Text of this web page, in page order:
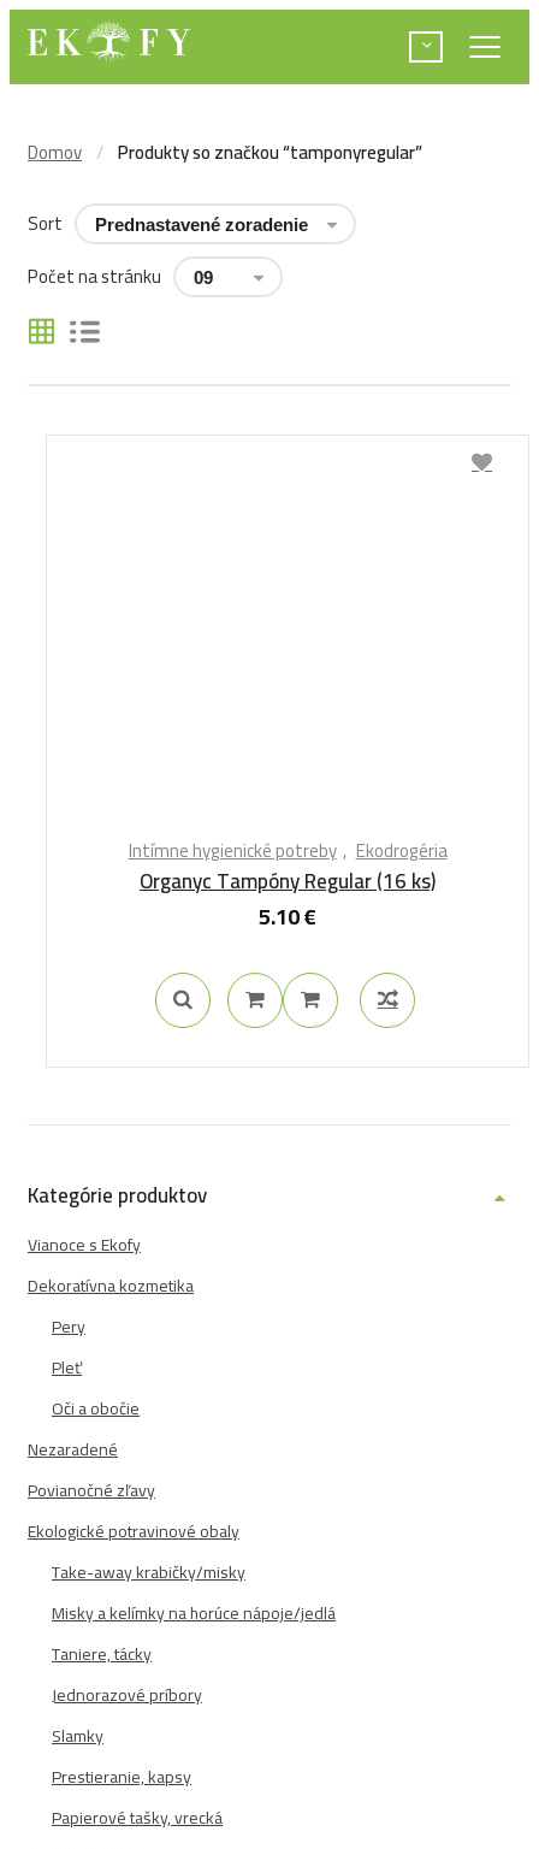
Domov Produkty so značkou “tamponyregular”
Sort
Počet na stránku
Intímne hygienické potreby Ekodrogéria
Organyc Tampóny Regular (16 ks)
5.10€
Kategórie produktov
Vianoce s Ekofy
Dekoratívna kozmetika
Pery
Pleť
Oči a obočie
Nezaradené
Povianočné zľavy
Ekologické potravinové obaly
Take-away krabičky/misky
Misky a kelímky na horúce nápoje/jedlá
Taniere, tácky
Jednorazové príbory
Slamky
Prestieranie, kapsy
Papierové tašky, vrecká